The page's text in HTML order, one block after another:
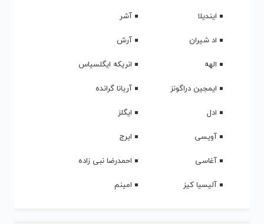
ایندیلا
آشر
اد شیران
آرش
الهه
انریکه ایگلسیاس
ایمجین دراگونز
آریانا گرانده
ادل
ایگلز
آویسی
ایرج
آغاسی
احمدرضا نبی زاده
آلیسیا کیز
امینم